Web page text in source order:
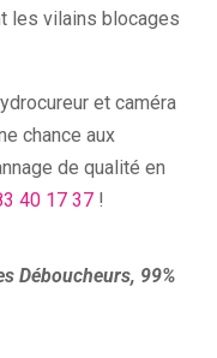
les vilains blocages
et caméra
chance aux
de qualité en
40 17 37 !
Déboucheurs, 99%